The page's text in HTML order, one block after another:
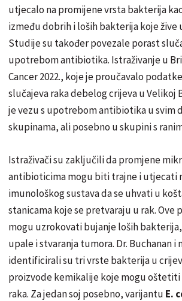
utjecalo na promijene vrsta bakterija
između dobrih i loših bakterija koje žive
Studije su također povezale porast
upotrebom antibiotika. Istraživanje u
Cancer 2022., koje je proučavalo
slučajeva raka debelog crijeva u Velikoj
je vezu s upotrebom antibiotika u svim
skupinama, ali posebno u skupini s
Istraživači su zaključili da promjene
antibioticima mogu biti trajne i utjecati
imunološkog sustava da se uhvati u
stanicama koje se pretvaraju u rak. Ove
mogu uzrokovati bujanje loših
upale i stvaranja tumora. Dr. Buchanan i
identificirali su tri vrste bakterija u
proizvode kemikalije koje mogu oštetiti
raka. Za jedan soj posebno, varijantu E.